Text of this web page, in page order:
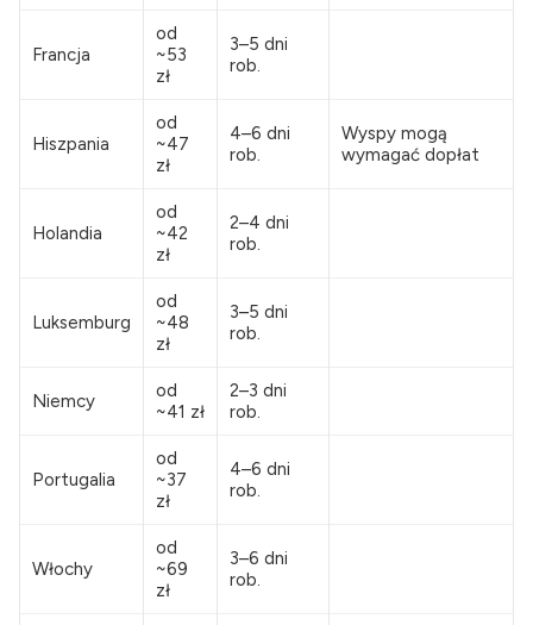
Francja
od
~53
zł
3–5 dni
rob.
Hiszpania
od
~47
zł
4–6 dni
rob.
Wyspy mogą
wymagać dopłat
Holandia
od
~42
zł
2–4 dni
rob.
Luksemburg
od
~48
zł
3–5 dni
rob.
Niemcy
od
~41 zł
2–3 dni
rob.
Portugalia
od
~37
zł
4–6 dni
rob.
Włochy
od
~69
zł
3–6 dni
rob.